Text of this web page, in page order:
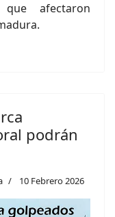
afectaron
podrán
10 Febrero 2026